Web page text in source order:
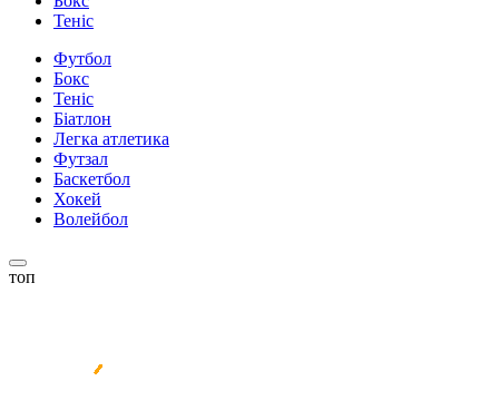
Теніс
Футбол
Бокс
Теніс
Біатлон
Легка атлетика
Футзал
Баскетбол
Хокей
Волейбол
топ